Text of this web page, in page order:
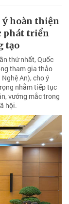
hoàn thiện
phát triển
tạo
thứ nhất, Quốc
tham gia thảo
An), cho ý
nhằm tiếp tục
vướng mắc trong
hội.